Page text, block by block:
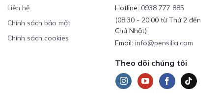
Liên hệ
Chính sách bảo mật
Chính sách cookies
Hotline: 0938 777 885
(08:30 - 20:00 từ Thứ 2 đến
Chủ Nhật)
Email: info@pensilia.com
Theo dõi chúng tôi